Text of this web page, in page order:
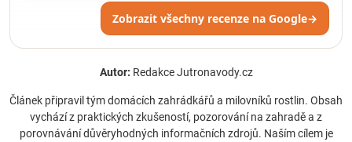
Zobrazit všechny recenze na Google→
Autor: Redakce Jutronavody.cz
Článek připravil tým domácích zahrádkářů a milovníků rostlin. Obsah
vychází z praktických zkušeností, pozorování na zahradě a z
porovnávání důvěryhodných informačních zdrojů. Naším cílem je